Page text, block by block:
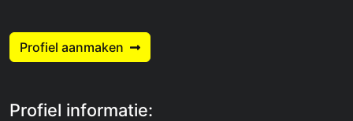
Profiel aanmaken
Profiel informatie: